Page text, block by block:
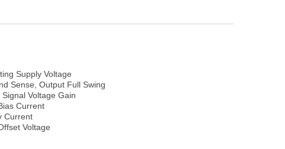
Supply Voltage
Sense, Output Full Swing
Signal Voltage Gain
Current
Current
Voltage